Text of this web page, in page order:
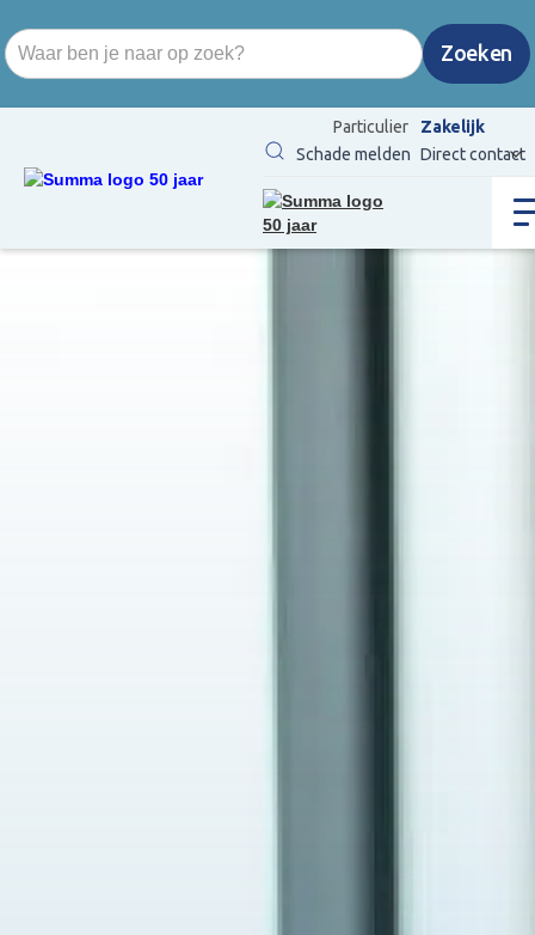
Particulier
Zakelijk
Schade melden Direct contact